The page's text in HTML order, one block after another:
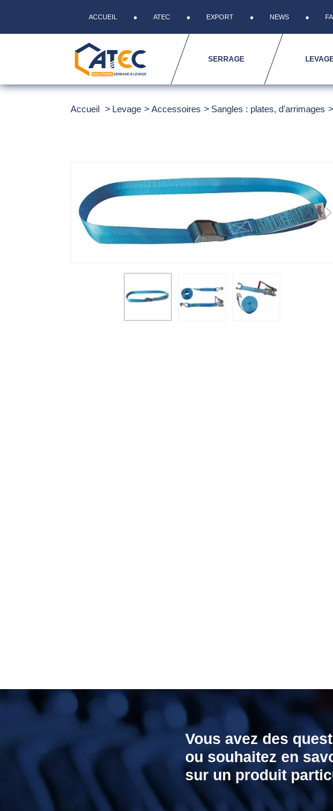
ACCUEIL ATEC EXPORT NEWS
SERRAGE
Accueil Levage Accessoires Sangles : plates, d'arrimages
Vous avez des
ou souhaitez en
sur un produit